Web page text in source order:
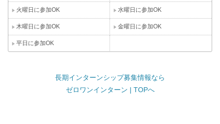
火曜日に参加OK 水曜日に参加OK
木曜日に参加OK 金曜日に参加OK
平日に参加OK
長期インターンシップ募集情報なら
ゼロワンインターン | TOPへ